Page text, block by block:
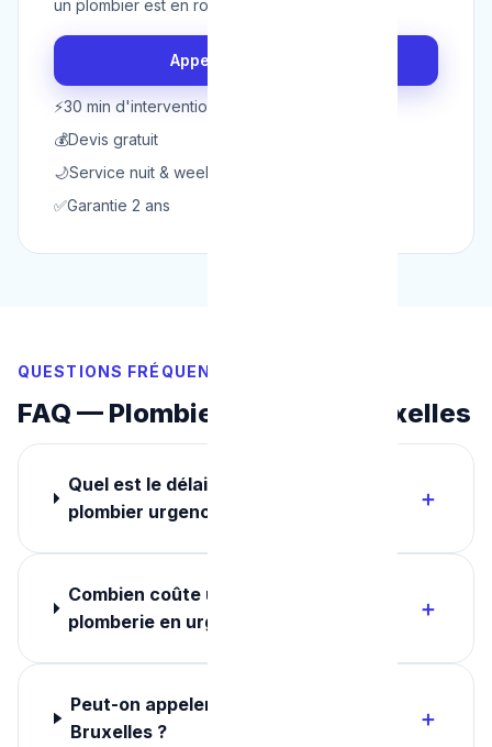
un plombier est en route en 30 minutes.
Appeler maintenant
⚡30 min d'intervention
💰Devis gratuit
🌙Service nuit & week-end
✅Garantie 2 ans
QUESTIONS FRÉQUENTES
FAQ — Plombier Urgence Bruxelles
Quel est le délai d'intervention d'un
plombier urgence à Bruxelles ?
Combien coûte un dépannage
plomberie en urgence à Bruxelles ?
Peut-on appeler un plombier la nuit à
Bruxelles ?